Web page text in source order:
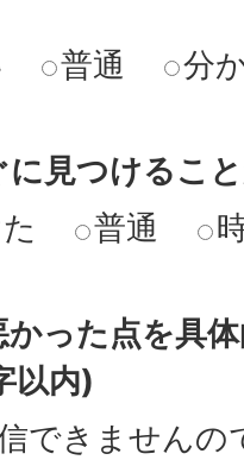
普通 分
に見つけるこ
普通
かった点を具
以内)
できませんの